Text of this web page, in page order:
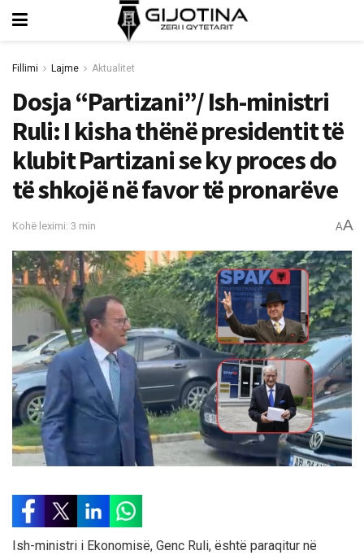
Fillimi Lajme Aktualitet
Dosja “Partizani”/ Ish-ministri
Ruli: I kisha thënë presidentit të
klubit Partizani se ky proces do
të shkojë në favor të pronarëve
Kohë leximi: 3 min AA
Ish-ministri i Ekonomisë, Genc Ruli, është paraqitur në